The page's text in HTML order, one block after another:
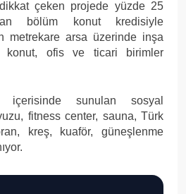
çeken projede yüzde 25
bölüm konut kredisiyle
metrekare arsa üzerinde inşa
konut, ofis ve ticari birimler
içerisinde sunulan sosyal
fitness center, sauna, Türk
kreş, kuaför, güneşlenme